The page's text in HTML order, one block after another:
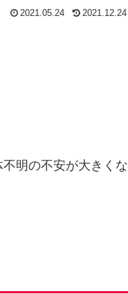
2021.05.24 2021.12.24
明の不安が大きくな